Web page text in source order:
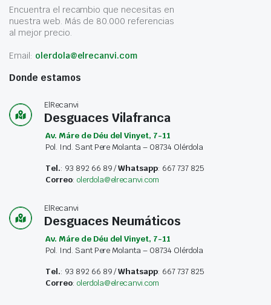
Encuentra el recambio que necesitas en
nuestra web. Más de 80.000 referencias
al mejor precio.
Email: olerdola@elrecanvi.com
Donde estamos
ElRecanvi
Desguaces Vilafranca
Av. Máre de Déu del Vinyet, 7-11
Pol. Ind. Sant Pere Molanta – 08734 Olérdola
Tel.: 93 892 66 89 /Whatsapp: 667 737 825
Correo: olerdola@elrecanvi.com
ElRecanvi
Desguaces Neumáticos
Av. Máre de Déu del Vinyet, 7-11
Pol. Ind. Sant Pere Molanta – 08734 Olérdola
Tel.: 93 892 66 89 /Whatsapp: 667 737 825
Correo: olerdola@elrecanvi.com